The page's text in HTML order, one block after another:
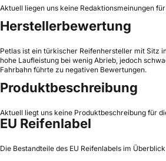
Aktuell liegen uns keine Redaktionsmeinungen
Herstellerbewertung
Petlas ist ein türkischer Reifenhersteller mit Sitz
hohe Laufleistung bei wenig Abrieb, jedoch
Fahrbahn führte zu negativen Bewertungen.
Produktbeschreibung
Aktuell liegt uns keine Produktbeschreibung für
EU Reifenlabel
Die Bestandteile des EU Reifenlabels im Überblick